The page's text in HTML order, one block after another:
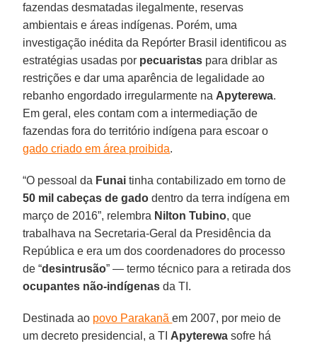
fazendas desmatadas ilegalmente, reservas
ambientais e áreas indígenas. Porém, uma
investigação inédita da Repórter Brasil identificou as
estratégias usadas por pecuaristas para driblar as
restrições e dar uma aparência de legalidade ao
rebanho engordado irregularmente na Apyterewa.
Em geral, eles contam com a intermediação de
fazendas fora do território indígena para escoar o
gado criado em área proibida.
“O pessoal da Funai tinha contabilizado em torno de
50 mil cabeças de gado dentro da terra indígena em
março de 2016”, relembra Nilton Tubino, que
trabalhava na Secretaria-Geral da Presidência da
República e era um dos coordenadores do processo
de “desintrusão” — termo técnico para a retirada dos
ocupantes não-indígenas da TI.
Destinada ao povo Parakanãem 2007, por meio de
um decreto presidencial, a TI Apyterewa sofre há